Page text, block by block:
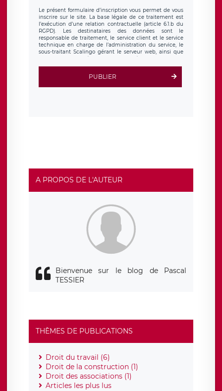
Le présent formulaire d’inscription vous permet de vous
inscrire sur le site. La base légale de ce traitement est
l’exécution d’une relation contractuelle (article 6.1.b du
RGPD). Les destinataires des données sont le
responsable de traitement, le service client et le service
technique en charge de l’administration du service, le
sous-traitant Scalingo gérant le serveur web, ainsi que
d’inscription est hébergé sur un serveur hébergé par
clauses de
protection conformes au RGPD
. Les données collectées
sont conservées jusqu’à ce que l’Internaute en sollicite la
rue Léopold Sédar Senghor, joignable à l’adresse mail :
responsabledetraitement@legavox.fr. Vous avez
également le droit d’introduire une réclamation auprès
d’une autorité de contrôle.
PUBLIER
A PROPOS DE L'AUTEUR
Bienvenue sur le blog de Pascal
TESSIER
THÈMES DE PUBLICATIONS
Droit du travail (6)
Droit de la construction (1)
Droit des associations (1)
Articles les plus lus